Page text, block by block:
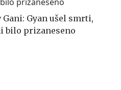
Gyan ušel smrti,
bilo prizaneseno